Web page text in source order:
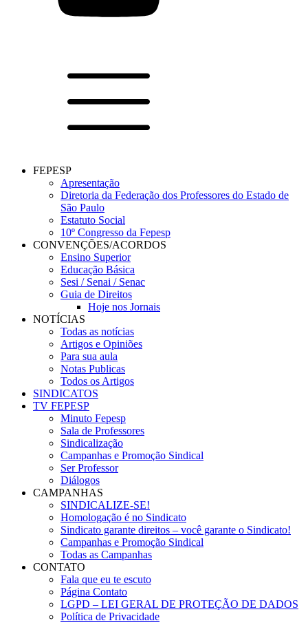
FEPESP
Apresentação
Diretoria da Federação dos Professores do Estado de
São Paulo
Estatuto Social
10º Congresso da Fepesp
CONVENÇÕES/ACORDOS
Ensino Superior
Educação Básica
Sesi / Senai / Senac
Guia de Direitos
Hoje nos Jornais
NOTÍCIAS
Todas as notícias
Artigos e Opiniões
Para sua aula
Notas Publicas
Todos os Artigos
SINDICATOS
TV FEPESP
Minuto Fepesp
Sala de Professores
Sindicalização
Campanhas e Promoção Sindical
Ser Professor
Diálogos
CAMPANHAS
SINDICALIZE-SE!
Homologação é no Sindicato
Sindicato garante direitos – você garante o Sindicato!
Campanhas e Promoção Sindical
Todas as Campanhas
CONTATO
Fala que eu te escuto
Página Contato
LGPD – LEI GERAL DE PROTEÇÃO DE DADOS
Política de Privacidade